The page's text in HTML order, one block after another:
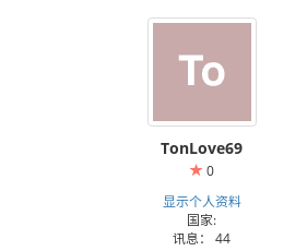
TonLove69
0
显示个人资料
国家:
讯息： 44